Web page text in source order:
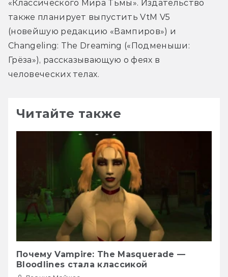
«Классического Мира Тьмы». Издательство
также планирует выпустить VtM V5
(новейшую редакцию «Вампиров») и
Changeling: The Dreaming («Подменыши:
Грёза»), рассказывающую о феях в
человеческих телах.
Читайте также
Почему Vampire: The Masquerade —
Bloodlines стала классикой